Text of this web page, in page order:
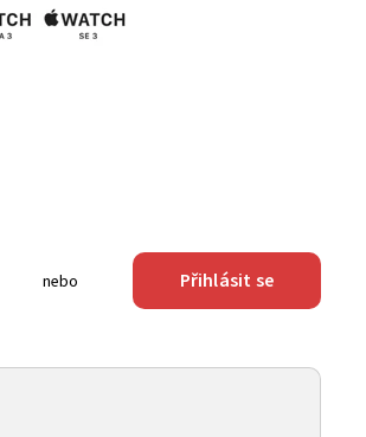
nebo Přihlásit se